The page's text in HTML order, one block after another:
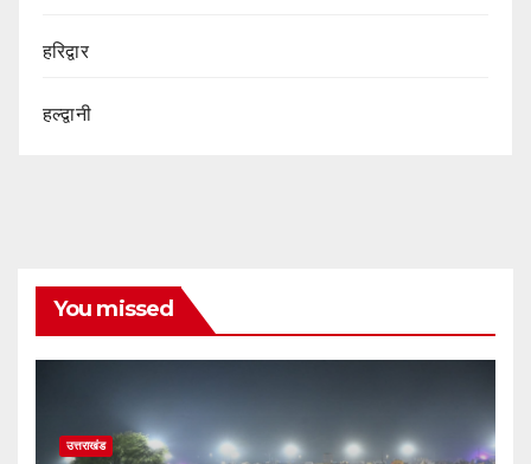
हरिद्वार
हल्द्वानी
You missed
उत्तराखंड